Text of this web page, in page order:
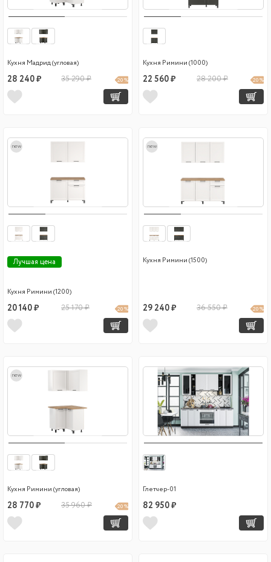
Кухня Мадрид (угловая)
28 240 ₽ 35 290 ₽ 20 %
Кухня Римини (1000)
22 560 ₽ 28 200 ₽ 20 %
new
Лучшая цена
Кухня Римини (1200)
20 140 ₽ 25 170 ₽ 20 %
new
Кухня Римини (1500)
29 240 ₽ 36 550 ₽ 20 %
new
Кухня Римини (угловая)
28 770 ₽ 35 960 ₽ 20 %
Глетчер-01
82 950 ₽